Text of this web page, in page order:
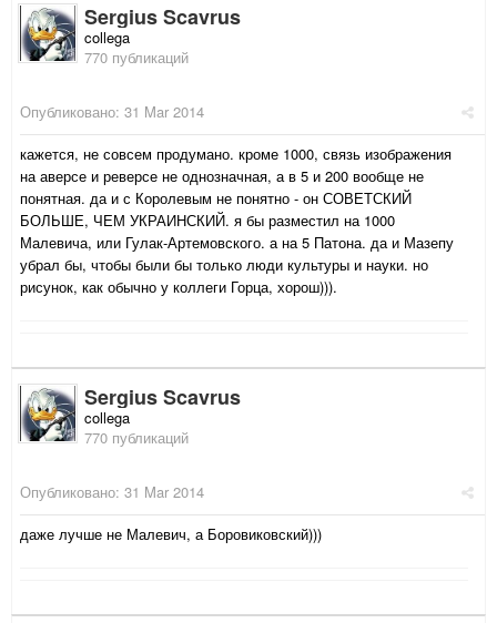
Sergius Scavrus
collega
770 публикаций
Опубликовано: 31 Mar 2014
кажется, не совсем продумано. кроме 1000, связь изображения
на аверсе и реверсе не однозначная, а в 5 и 200 вообще не
понятная. да и с Королевым не понятно - он СОВЕТСКИЙ
БОЛЬШЕ, ЧЕМ УКРАИНСКИЙ. я бы разместил на 1000
Малевича, или Гулак-Артемовского. а на 5 Патона. да и Мазепу
убрал бы, чтобы были бы только люди культуры и науки. но
рисунок, как обычно у коллеги Горца, хорош))).
Sergius Scavrus
collega
770 публикаций
Опубликовано: 31 Mar 2014
даже лучше не Малевич, а Боровиковский)))